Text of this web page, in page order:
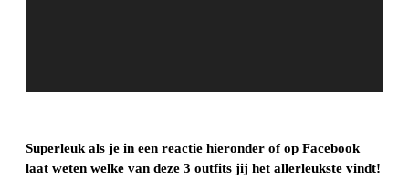
Superleuk als je in een reactie hieronder of op Facebook
laat weten welke van deze 3 outfits jij het allerleukste vindt!